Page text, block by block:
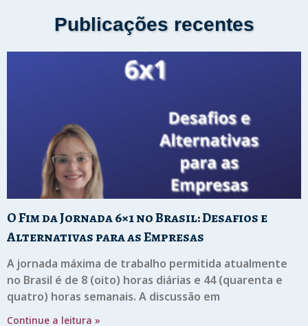
Publicações recentes
O Fim da Jornada 6×1 no Brasil: Desafios e
Alternativas para as Empresas
A jornada máxima de trabalho permitida atualmente
no Brasil é de 8 (oito) horas diárias e 44 (quarenta e
quatro) horas semanais. A discussão em
Continue a leitura »